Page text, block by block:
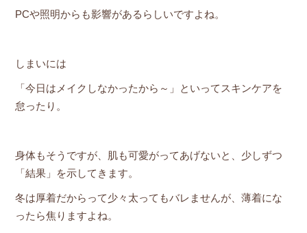
PCや照明からも影響があるらしいですよね。
しまいには
「今日はメイクしなかったから～」といってスキンケアを
怠ったり。
身体もそうですが、肌も可愛がってあげないと、少しずつ
「結果」を示してきます。
冬は厚着だからって少々太ってもバレませんが、薄着にな
ったら焦りますよね。